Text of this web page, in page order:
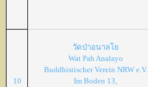
10
วัดป่าอนาลโย
Wat Pah Analayo
Buddhistischer Verein NRW e.V.
Im Boden 13,